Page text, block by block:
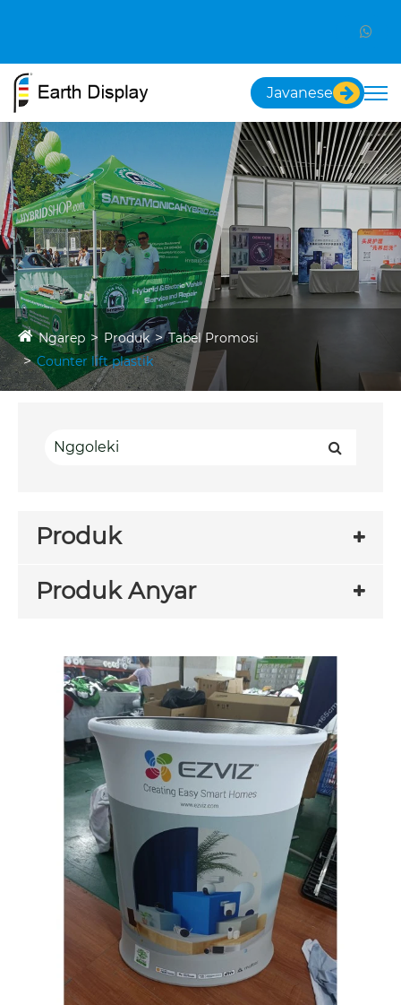
Javanese
Ngarep Produk
Tabel Promosi
Counter lift plastik
Produk
Produk Anyar